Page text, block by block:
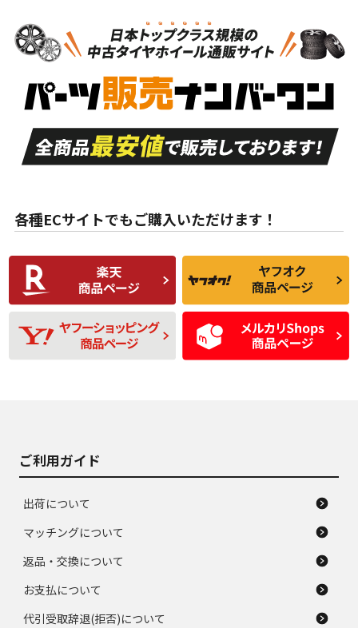
S
品）
S
新車外し品（新古
付き
A
走行距離も少なく、
目立つ傷もほとんど
ない中古品
A
走行距離も少なく、
非常に状態の良い中
古品
な中古品
んどない中古品
C
使用感や傷があり、
比較的きれいな中古
品
C
偏磨耗・劣化は感じ
られるが、使用に問
題のない中古品
D
使用感や目立つ傷が
あり、一般的な中古
品
D
残り溝も少なく、偏
磨耗がみられ、短期
間使用できるくらい
の中古品
各種ECサイトでもご購入いただけます！
ご利用ガイド
出荷について
マッチングについて
返品・交換について
お支払について
代引受取辞退(拒否)について